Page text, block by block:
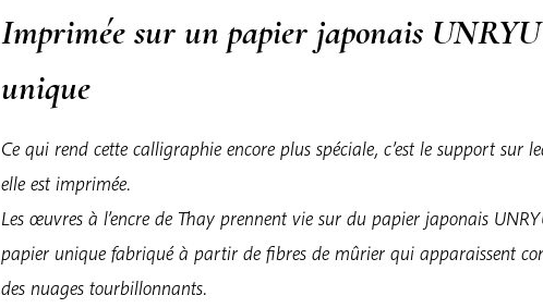
Imprimée sur un papier japonais UNRYU
unique
Ce qui rend cette calligraphie encore plus spéciale, c’est le support sur
elle est imprimée.
Les œuvres à l’encre de Thay prennent vie sur du papier japonais
papier unique fabriqué à partir de fibres de mûrier qui apparaissent
des nuages tourbillonnants.